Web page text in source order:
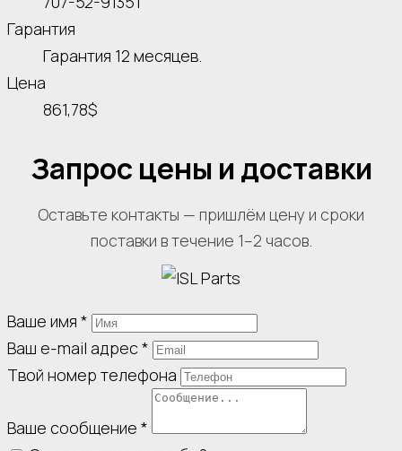
Гарантия
Гарантия 12 месяцев.
Цена
861,78$
Запрос цены и доставки
Оставьте контакты — пришлём цену и сроки
поставки в течение 1–2 часов.
Ваше имя *
Ваш e-mail адрес*
Твой номер телефона
Ваше сообщение *